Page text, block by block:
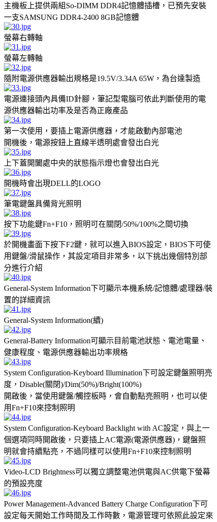
主機板上提供兩組So-DIMM DDR4記憶體插槽，已預先安裝
一支SAMSUNG DDR4-2400 8GB記憶體
螢幕右轉軸
螢幕左轉軸
隨附電源供應器輸出規格是19.5V/3.34A 65W，為台達製造
電源連接頭內具備ID針腳，筆記型電腦可依此判斷使用的電
源供應器輸出功率及是否為正廠產品
第一次使用，要插上電源供應器，才能啟動內部電池
開機後，電源按鈕上直線半透明處會發出白光
上下蓋開闔處中央的狀態指示燈也會發出白光
開機時會出現DELL的LOGO
筆電鍵盤具備背光照明
按下功能鍵Fn+F10，照明可在關閉/50%/100%之間切換
於開機畫面下按下F2鍵，就可以進入BIOS設定，BIOS下可使
用鍵盤/滑鼠操作，其設定項目非常多，以下挑出幾個特別部
分進行介紹
General-System Information下可顯示本機系統/記憶體/處理器/裝
置的詳細資訊
General-System Information(續)
General-Battery Information可顯示目前電池狀態、電池電量、
健康程度、電源供應器輸出功率規格
System Configuration-Keyboard Illumination下可設定鍵盤照明亮
度，Disable(關閉)/Dim(50%)/Bright(100%)
開啟後，當使用鍵盤/觸控板時，會自動點亮照明，也可以使
用Fn+F10來控制照明
System Configuration-Keyboard Backlight with AC設定，與上一
個選項同時開啟後，只要插上AC電源(電源供應器)，鍵盤照
明就會持續點亮，不過同樣可以使用Fn+F10來控制照明
Video-LCD Brightness可以獨立調整電池供電與AC供電下螢幕
的預設亮度
Power Management-Advanced Battery Charge Configuration下可
設定每天開始工作時間及工作時數，電源管理可依照此設定來